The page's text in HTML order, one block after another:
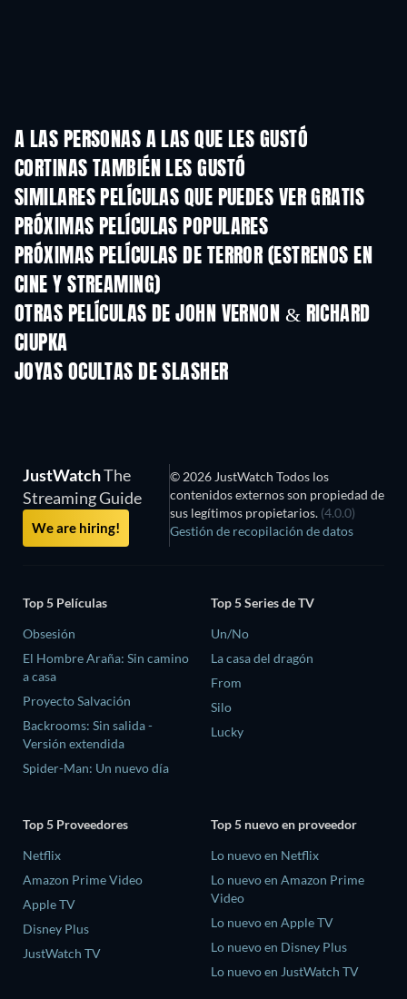
A LAS PERSONAS A LAS QUE LES GUSTÓ
CORTINAS TAMBIÉN LES GUSTÓ
SIMILARES PELÍCULAS QUE PUEDES VER GRATIS
PRÓXIMAS PELÍCULAS POPULARES
PRÓXIMAS PELÍCULAS DE TERROR (ESTRENOS EN
CINE Y STREAMING)
OTRAS PELÍCULAS DE JOHN VERNON & RICHARD
CIUPKA
JOYAS OCULTAS DE SLASHER
JustWatchThe
Streaming Guide
We are hiring!
© 2026 JustWatch Todos los
contenidos externos son propiedad de
sus legítimos propietarios. (4.0.0)
Gestión de recopilación de datos
Top 5 Películas
Obsesión
El Hombre Araña: Sin camino
a casa
Proyecto Salvación
Backrooms: Sin salida -
Versión extendida
Spider-Man: Un nuevo día
Top 5 Series de TV
Un/No
La casa del dragón
From
Silo
Lucky
Top 5 Proveedores
Netflix
Amazon Prime Video
Apple TV
Disney Plus
JustWatch TV
Top 5 nuevo en proveedor
Lo nuevo en Netflix
Lo nuevo en Amazon Prime
Video
Lo nuevo en Apple TV
Lo nuevo en Disney Plus
Lo nuevo en JustWatch TV